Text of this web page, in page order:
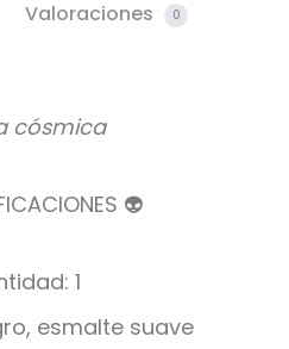
Valoraciones 0
cósmica
👽
1
esmalte suave